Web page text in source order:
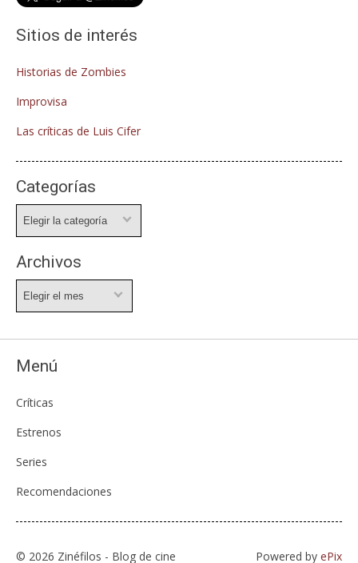
Sitios de interés
Historias de Zombies
Improvisa
Las críticas de Luis Cifer
Categorías
Archivos
Menú
Críticas
Estrenos
Series
Recomendaciones
© 2026 Zinéfilos - Blog de cine Powered by ePix